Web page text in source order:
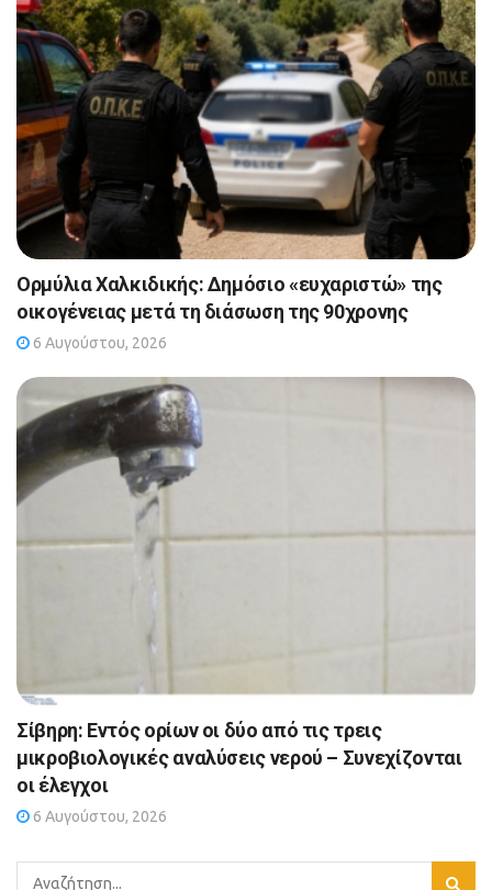
Ορμύλια Χαλκιδικής: Δημόσιο «ευχαριστώ» της
οικογένειας μετά τη διάσωση της 90χρονης
6 Αυγούστου, 2026
Σίβηρη: Εντός ορίων οι δύο από τις τρεις
μικροβιολογικές αναλύσεις νερού – Συνεχίζονται
οι έλεγχοι
6 Αυγούστου, 2026